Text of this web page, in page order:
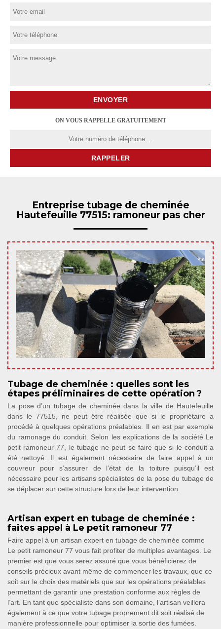
ON VOUS RAPPELLE GRATUITEMENT
Entreprise tubage de cheminée
Hautefeuille 77515: ramoneur pas cher
Tubage de cheminée : quelles sont les
étapes préliminaires de cette opération ?
La pose d’un tubage de cheminée dans la ville de Hautefeuille
dans le 77515, ne peut être réalisée que si le propriétaire a
procédé à quelques opérations préalables. Il en est par exemple
du ramonage du conduit. Selon les explications de la société Le
petit ramoneur 77, le tubage ne peut se faire que si le conduit a
été nettoyé. Il est également nécessaire de faire appel à un
couvreur pour s’assurer de l’état de la toiture puisqu’il est
nécessaire pour les artisans spécialistes de la pose du tubage de
se déplacer sur cette structure lors de leur intervention.
Artisan expert en tubage de cheminée :
faites appel à Le petit ramoneur 77
Faire appel à un artisan expert en tubage de cheminée comme
Le petit ramoneur 77 vous fait profiter de multiples avantages. Le
premier est que vous serez assuré que vous bénéficierez de
conseils précieux avant même de commencer les travaux, que ce
soit sur le choix des matériels que sur les opérations préalables
permettant de garantir une prestation conforme aux règles de
l’art. En tant que spécialiste dans son domaine, l’artisan veillera
également à ce que votre tubage proprement dit soit réalisé de
manière professionnelle pour optimiser la sortie des fumées.